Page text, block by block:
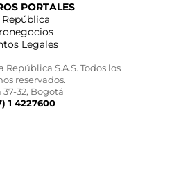
PORTALES
República
Legales
S.A.S. Todos los
reservados.
37-32, Bogotá
1 4227600